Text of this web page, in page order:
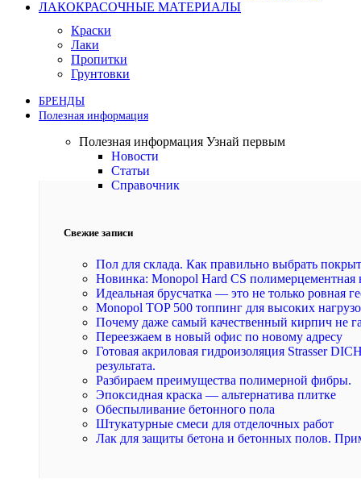
ЛАКОКРАСОЧНЫЕ МАТЕРИАЛЫ
Краски
Лаки
Пропитки
Грунтовки
БРЕНДЫ
Полезная информация
Полезная информация Узнай первым
Новости
Статьи
Справочник
Свежие записи
Пол для склада. Как правильно выбрать
Новинка: Monopol Hard CS полимерцементная
Идеальная брусчатка — это не только ровная
Monopol TOP 500 топпинг для высоких
Почему даже самый качественный кирпич не
Переезжаем в новый офис по новому адресу
Готовая акриловая гидроизоляция Strasser
результата.
Разбираем преимущества полимерной фибры.
Эпоксидная краска — альтернатива плитке
Обеспыливание бетонного пола
Штукатурные смеси для отделочных работ
Лак для защиты бетона и бетонных полов.